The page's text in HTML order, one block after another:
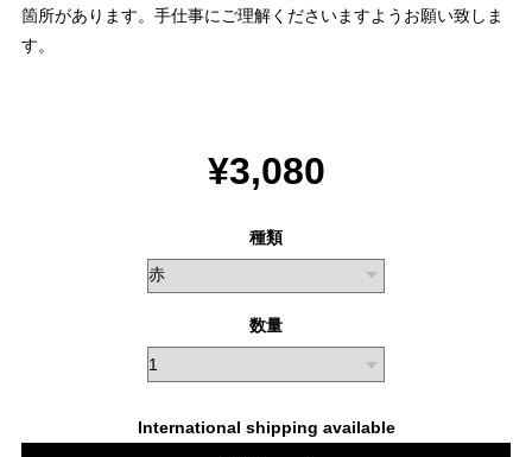
箇所があります。手仕事にご理解くださいますようお願い致しま
す。
¥3,080
種類
数量
International shipping available